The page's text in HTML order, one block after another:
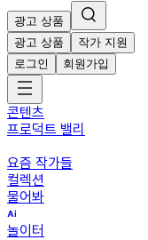
광고 상품
광고 상품
작가 지원
로그인
회원가입
콘텐츠
프로덕트 밸리
요즘 작가들
컬렉션
물어봐
놀이터